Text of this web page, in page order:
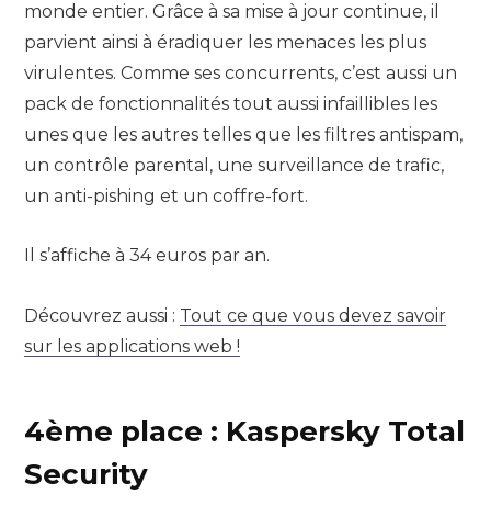
monde entier. Grâce à sa mise à jour continue, il
parvient ainsi à éradiquer les menaces les plus
virulentes. Comme ses concurrents, c’est aussi un
pack de fonctionnalités tout aussi infaillibles les
unes que les autres telles que les filtres antispam,
un contrôle parental, une surveillance de trafic,
un anti-pishing et un coffre-fort.
Il s’affiche à 34 euros par an.
Découvrez aussi : Tout ce que vous devez savoir
sur les applications web !
4ème place : Kaspersky Total
Security